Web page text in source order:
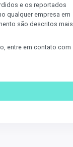
e os reportados
qualquer empresa em
são descritos mais
entre em contato com